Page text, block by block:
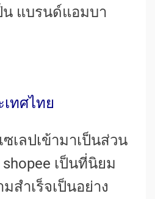
น แบรนด์แอมบา
ทศไทย
ซเลปเข้ามาเป็นส่วน
เป็นที่นิยม
สำเร็จเป็นอย่าง